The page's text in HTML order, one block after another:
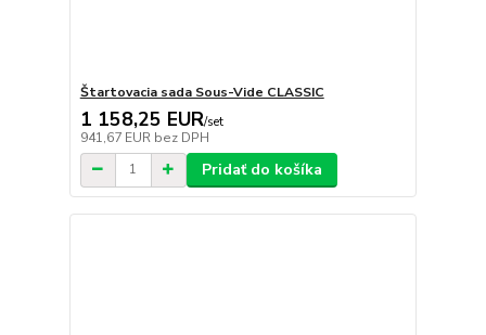
Štartovacia sada Sous-Vide CLASSIC
1 158,25 EUR/set
941,67 EUR bez DPH
Pridať do košíka